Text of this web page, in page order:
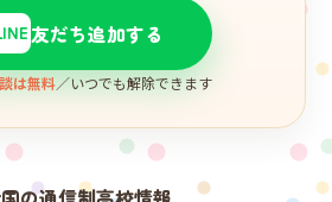
友だち追加する
は無料／いつでも解除できます